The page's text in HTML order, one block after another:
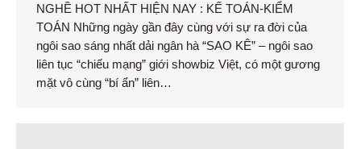
NGHỀ HOT NHẤT HIỆN NAY : KẾ TOÁN-KIỂM
TOÁN Những ngày gần đây cùng với sự ra đời của
ngôi sao sáng nhất dải ngân hà “SAO KÊ” – ngôi sao
liên tục “chiếu mạng” giới showbiz Việt, có một gương
mặt vô cùng “bí ẩn” liên…